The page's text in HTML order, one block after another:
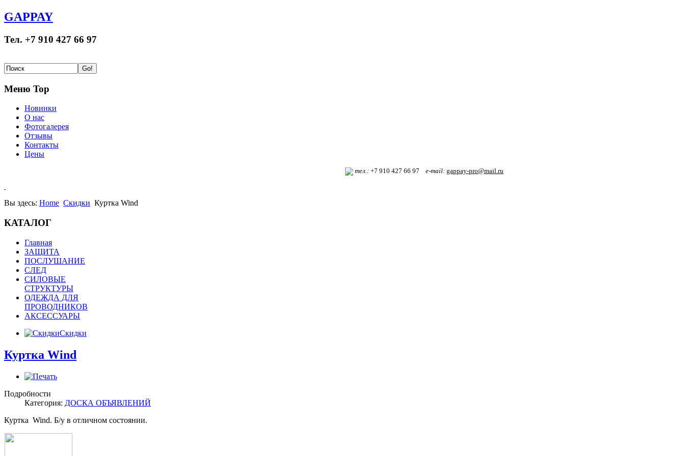
GAPPAY
Тел. +7 910 427 66 97
Меню Top
Новинки
О нас
Фотогалерея
Отзывы
Контакты
Цены
тел.: +7 910 427 66 97 e-mail: gappay-pro@mail.ru
Вы здесь: Home Скидки Куртка Wind
КАТАЛОГ
Главная
ЗАЩИТА
ПОСЛУШАНИЕ
СЛЕД
СИЛОВЫЕ
СТРУКТУРЫ
ОДЕЖДА ДЛЯ
ПРОВОДНИКОВ
АКСЕССУАРЫ
Скидки
Куртка Wind
Подробности
Категория: ДОСКА ОБЪЯВЛЕНИЙ
Куртка Wind. Б/у в отличном состоянии.